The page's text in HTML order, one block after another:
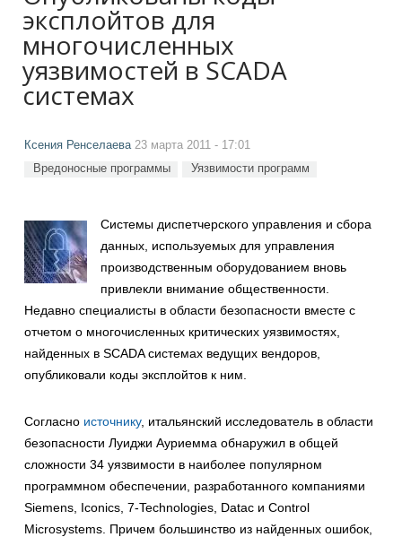
эксплойтов для
многочисленных
уязвимостей в SCADA
системах
Ксения Ренселаева23 марта 2011 - 17:01
Вредоносные программы Уязвимости программ
Системы диспетчерского управления и сбора
данных, используемых для управления
производственным оборудованием вновь
привлекли внимание общественности.
Недавно специалисты в области безопасности вместе с
отчетом о многочисленных критических уязвимостях,
найденных в SCADA системах ведущих вендоров,
опубликовали коды эксплойтов к ним.
Согласно источнику, итальянский исследователь в области
безопасности Луиджи Ауриемма обнаружил в общей
сложности 34 уязвимости в наиболее популярном
программном обеспечении, разработанного компаниями
Siemens, Iconics, 7-Technologies, Datac и Control
Microsystems. Причем большинство из найденных ошибок,